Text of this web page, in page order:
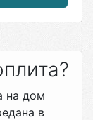
на дом
в